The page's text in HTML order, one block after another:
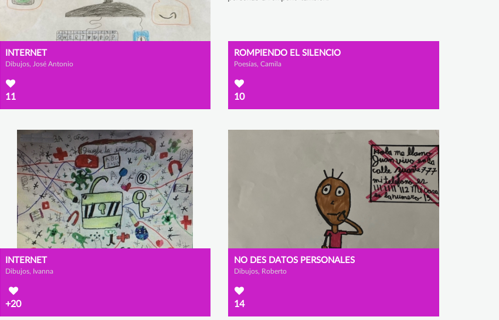
INTERNET
Dibujos, José Antonio
11
ROMPIENDO EL SILENCIO
Poesías, Camila
10
INTERNET
Dibujos, Ivanna
+20
NO DES DATOS PERSONALES
Dibujos, Roberto
14